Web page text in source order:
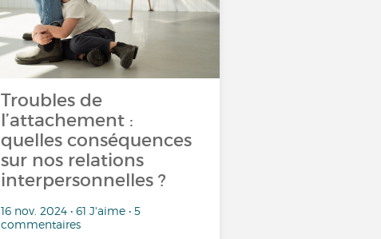
Troubles de
l’attachement :
quelles conséquences
sur nos relations
interpersonnelles ?
16 nov. 2024 • 61 J'aime • 5
commentaires